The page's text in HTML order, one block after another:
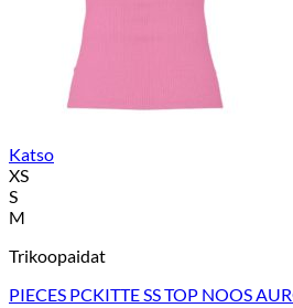
Katso
XS
S
M
Trikoopaidat
PIECES PCKITTE SS TOP NOOS